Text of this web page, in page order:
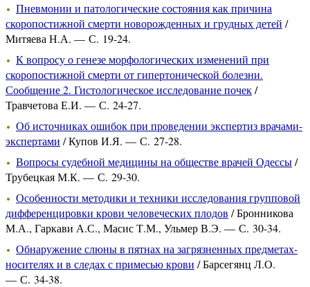
Пневмонии и патологические состояния как причина
скоропостижной смерти новорожденных и грудных детей /
Митяева Н.А. — С. 19-24.
К вопросу о генезе морфологических изменений при
скоропостижной смерти от гипертонической болезни.
Сообщение 2. Гистологическое исследование почек/
Травчетова Е.И. — С. 24-27.
Об источниках ошибок при проведении экспертиз врачами-
экспертами / Купов И.Я. — С. 27-28.
Вопросы судебной медицины на обществе врачей Одессы/
Трубецкая М.К. — С. 29-30.
Особенности методики и техники исследования групповой
дифференцировки крови человеческих плодов / Бронникова
М.А., Гаркави А.С., Масис Т.М., Ульмер В.Э. — С. 30-34.
Обнаружение слюны в пятнах на загрязненных предметах-
носителях и в следах с примесью крови / Барсегянц Л.О.
— С. 34-38.